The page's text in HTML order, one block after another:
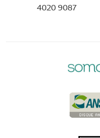
4020 9087